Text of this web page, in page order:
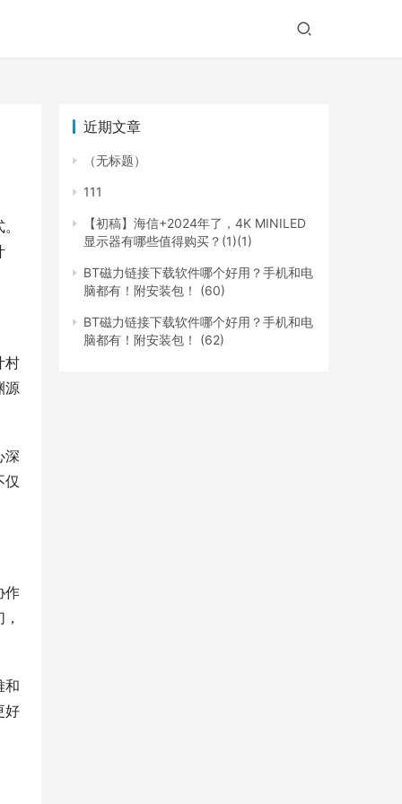
村
源
深
仅
作
和
好
近期文章
（无标题）
111
【初稿】海信+2024年了，4K MINILED
显示器有哪些值得购买？(1)(1)
BT磁力链接下载软件哪个好用？手机和电
脑都有！附安装包！ (60)
BT磁力链接下载软件哪个好用？手机和电
脑都有！附安装包！ (62)